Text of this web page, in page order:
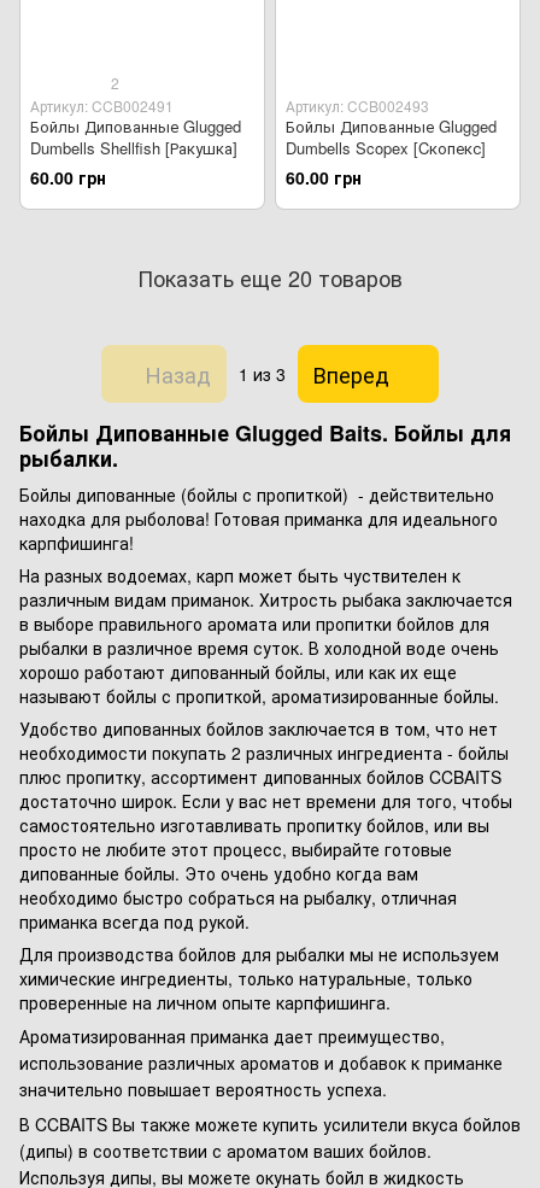
2
Артикул: CCB002491
Бойлы Дипованные Glugged
Dumbells Shellfish [Ракушка]
60.00 грн
Артикул: CCB002493
Бойлы Дипованные Glugged
Dumbells Scopex [Cкопекс]
60.00 грн
Показать еще 20 товаров
Назад 1 из 3
Вперед
Бойлы Дипованные Glugged Baits. Бойлы для
рыбалки.
Бойлы дипованные (бойлы с пропиткой) - действительно
находка для рыболова! Готовая приманка для идеального
карпфишинга!
На разных водоемах, карп может быть чуствителен к
различным видам приманок. Хитрость рыбака заключается
в выборе правильного аромата или пропитки бойлов для
рыбалки в различное время суток. В холодной воде очень
хорошо работают дипованный бойлы, или как их еще
называют бойлы с пропиткой, ароматизированные бойлы.
Удобство дипованных бойлов заключается в том, что нет
необходимости покупать 2 различных ингредиента - бойлы
плюс пропитку, ассортимент дипованных бойлов CCBAITS
достаточно широк. Если у вас нет времени для того, чтобы
самостоятельно изготавливать пропитку бойлов, или вы
просто не любите этот процесс, выбирайте готовые
дипованные бойлы. Это очень удобно когда вам
необходимо быстро собраться на рыбалку, отличная
приманка всегда под рукой.
Для производства бойлов для рыбалки мы не используем
химические ингредиенты, только натуральные, только
проверенные на личном опыте карпфишинга.
Ароматизированная приманка дает преимущество,
использование различных ароматов и добавок к приманке
значительно повышает вероятность успеха.
В CCBAITS Вы также можете купить усилители вкуса бойлов
(дипы) в соответствии с ароматом ваших бойлов.
Используя дипы, вы можете окунать бойл в жидкость